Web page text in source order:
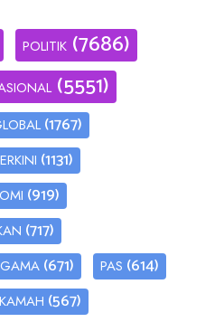
POLITIK (7686)
(5551)
(1767)
(1131)
(919)
(717)
(671) PAS (614)
(567)